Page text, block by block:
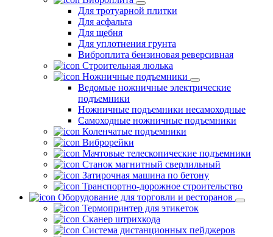
Для тротуарной плитки
Для асфальта
Для щебня
Для уплотнения грунта
Виброплита бензиновая реверсивная
Строительная люлька
Ножничные подъемники
Ведомые ножничные электрические
подъемники
Ножничные подъемники несамоходные
Самоходные ножничные подъемники
Коленчатые подъемники
Виброрейки
Мачтовые телескопические подъемники
Станок магнитный сверлильный
Затирочная машина по бетону
Транспортно-дорожное строительство
Оборудование для торговли и ресторанов
Термопринтер для этикеток
Сканер штрихкода
Система дистанционных пейджеров